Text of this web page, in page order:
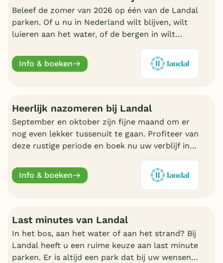
Beleef de zomer van 2026 op één van de Landal
parken. Of u nu in Nederland wilt blijven, wilt
luieren aan het water, of de bergen in wilt
fijn Landal park.
Info & boeken
Heerlijk nazomeren bij Landal
September en oktober zijn fijne maand om er
nog even lekker tussenuit te gaan. Profiteer van
deze rustige periode en boek nu uw verblijf in
Info & boeken
Last minutes van Landal
In het bos, aan het water of aan het strand? Bij
Landal heeft u een ruime keuze aan last minute
parken. Er is altijd een park dat bij uw wensen